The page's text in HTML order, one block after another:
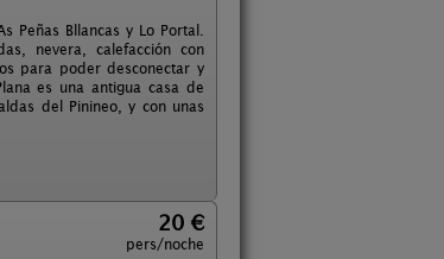
Bllancas y Lo Portal.
nevera, calefacción con
para poder desconectar y
es una antigua casa de
del Pinineo, y con unas
20 €
pers/noche